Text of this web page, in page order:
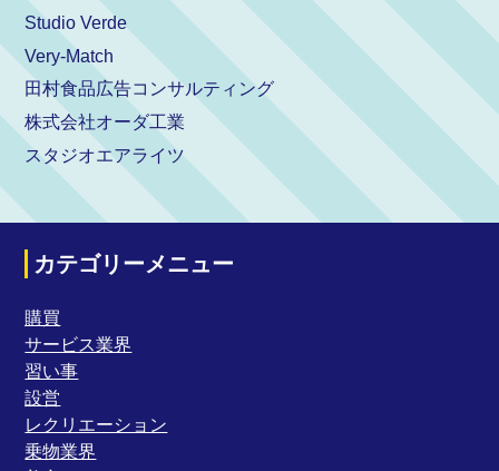
Studio Verde
Very-Match
田村食品広告コンサルティング
株式会社オーダ工業
スタジオエアライツ
カテゴリーメニュー
購買
サービス業界
習い事
設営
レクリエーション
乗物業界